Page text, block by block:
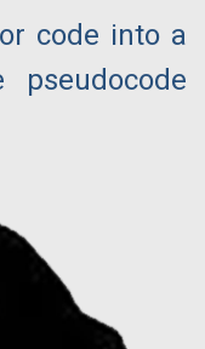
code into a
pseudocode